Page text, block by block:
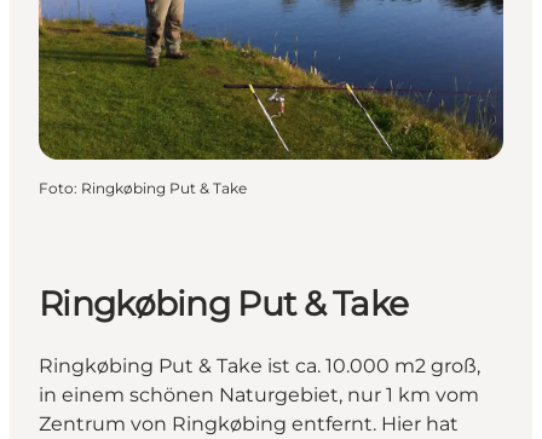
Foto: Ringkøbing Put & Take
Ringkøbing Put & Take
Ringkøbing Put & Take ist ca. 10.000 m2 groß,
in einem schönen Naturgebiet, nur 1 km vom
Zentrum von Ringkøbing entfernt. Hier hat